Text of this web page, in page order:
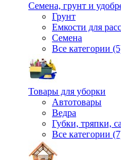
Семена, грунт и
Грунт
Емкости для
Семена
Все категории
Товары для уборки
Автотовары
Ведра
Губки, тряпки,
Все категории